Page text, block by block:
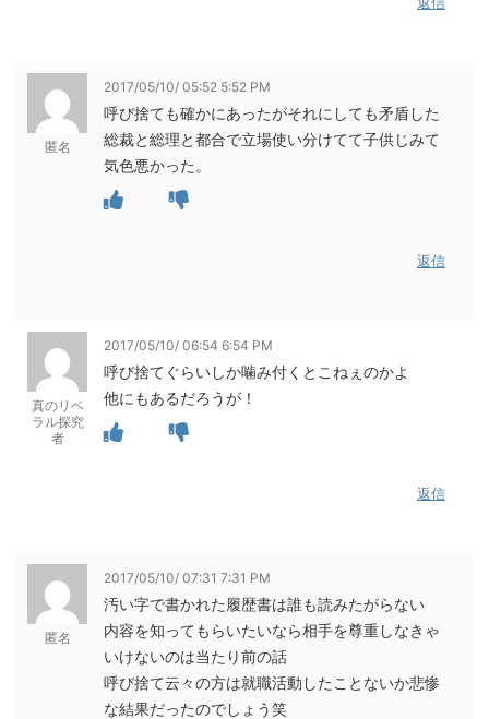
匿名
2017/05/10/ 05:52 5:52 PM
呼び捨ても確かにあったがそれにしても矛盾した
総裁と総理と都合で立場使い分けてて子供じみて
気色悪かった。
返信
真のリベ
ラル探究
者
2017/05/10/ 06:54 6:54 PM
呼び捨てぐらいしか噛み付くとこねぇのかよ
他にもあるだろうが！
返信
匿名
2017/05/10/ 07:31 7:31 PM
汚い字で書かれた履歴書は誰も読みたがらない
内容を知ってもらいたいなら相手を尊重しなきゃ
いけないのは当たり前の話
呼び捨て云々の方は就職活動したことないか悲惨
な結果だったのでしょう笑